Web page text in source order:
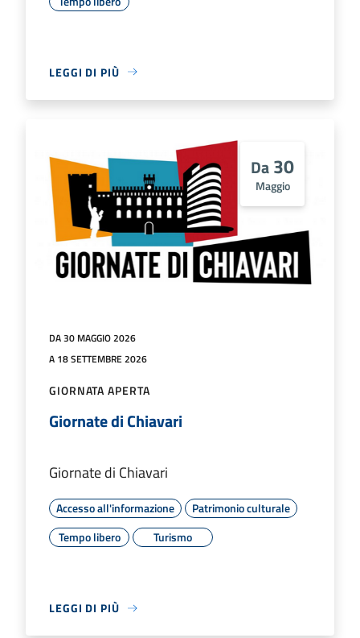
LEGGI DI PIÙ
Da30
Maggio
DA 30 MAGGIO 2026
A 18 SETTEMBRE 2026
GIORNATA APERTA
Giornate di Chiavari
Giornate di Chiavari
Accesso all'informazione
Patrimonio culturale
Tempo libero
Turismo
LEGGI DI PIÙ